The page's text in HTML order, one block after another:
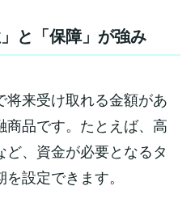
と「保障」が強み
将来受け取れる金額があ
商品です。たとえば、高
、資金が必要となるタ
設定できます。